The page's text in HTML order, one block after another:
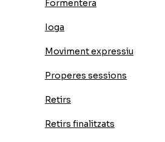
Formentera
Ioga
Moviment expressiu
Properes sessions
Retirs
Retirs finalitzats